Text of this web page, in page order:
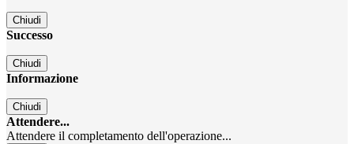
Chiudi
Successo
Chiudi
Informazione
Chiudi
Attendere...
Attendere il completamento dell'operazione...